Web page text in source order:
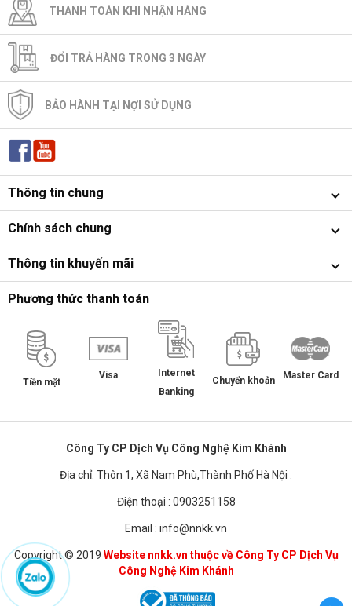
THANH TOÁN KHI NHẬN HÀNG
ĐỔI TRẢ HÀNG TRONG 3 NGÀY
BẢO HÀNH TẠI NỢI SỬ DỤNG
Thông tin chung
Chính sách chung
Thông tin khuyến mãi
Phương thức thanh toán
Tiền mặt
Visa
Internet
Banking
Chuyển khoản Master Card
Công Ty CP Dịch Vụ Công Nghệ Kim Khánh
Địa chỉ: Thôn 1, Xã Nam Phù,Thành Phố Hà Nội .
Điện thoại : 0903251158
Email : info@nnkk.vn
Copyright © 2019 Website nnkk.vn thuộc về Công Ty CP Dịch Vụ
Công Nghệ Kim Khánh